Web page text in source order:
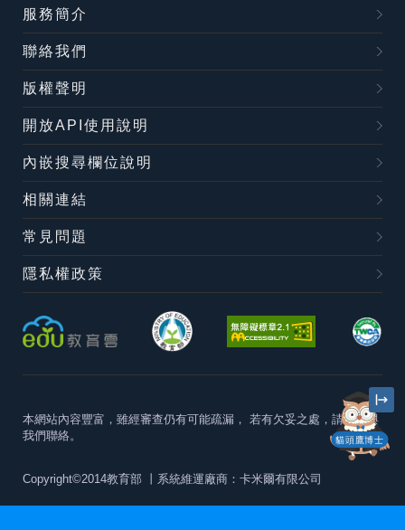
貓頭鷹博士
服務簡介
聯絡我們
版權聲明
開放API使用說明
內嵌搜尋欄位說明
相關連結
常見問題
隱私權政策
本網站內容豐富，雖經審查仍有可能疏漏， 若有欠妥之處，請隨時與
我們聯絡。
Copyright©2014教育部 丨系統維運廠商：卡米爾有限公司